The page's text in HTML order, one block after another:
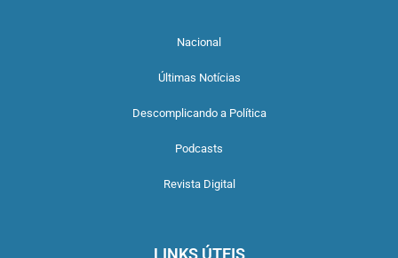
Nacional
Últimas Notícias
Descomplicando a Política
Podcasts
Revista Digital
LINKS ÚTEIS